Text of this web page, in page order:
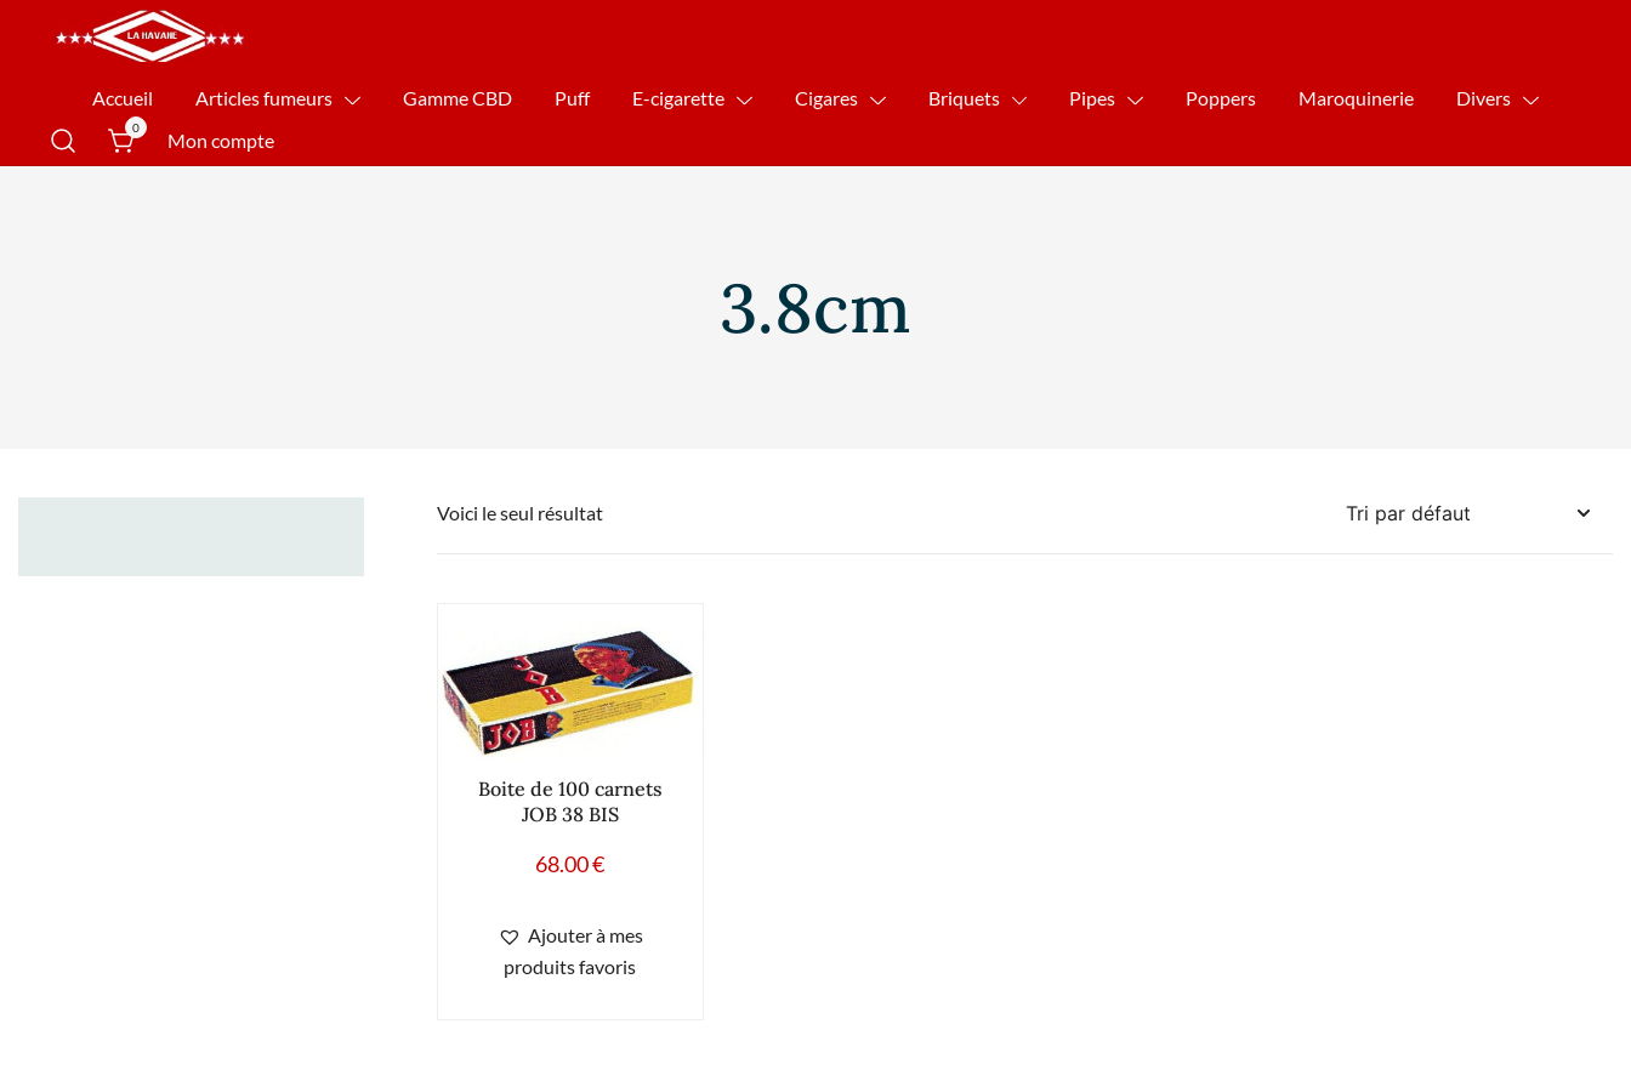
La Havane Nîmes
Accueil Articles fumeurs Gamme CBD Puff E-cigarette Cigares Briquets Pipes Poppers Maroquinerie Divers
0
Mon compte
3.8cm
Voici le seul résultat
Boite de 100 carnets
JOB 38 BIS
68.00€
Ajouter à mes
produits favoris